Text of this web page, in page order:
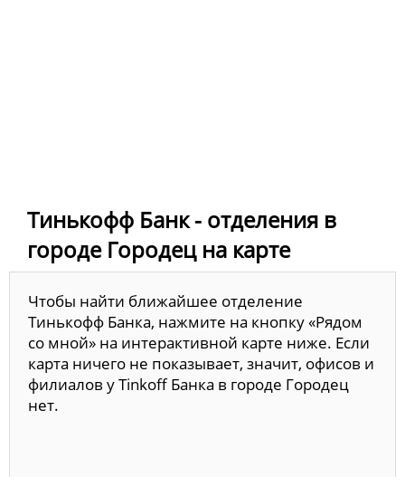
Тинькофф Банк - отделения в
городе Городец на карте
Чтобы найти ближайшее отделение
Тинькофф Банка, нажмите на кнопку «Рядом
со мной» на интерактивной карте ниже. Если
карта ничего не показывает, значит, офисов и
филиалов у Tinkoff Банка в городе Городец
нет.